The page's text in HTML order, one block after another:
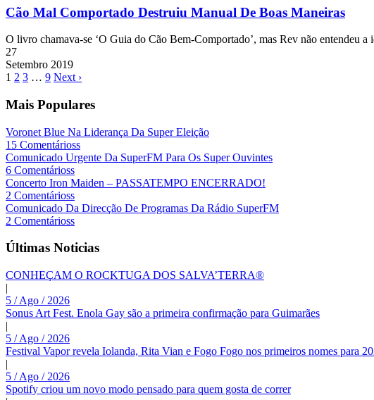
Cão Mal Comportado Destruiu Manual De Boas Maneiras
O livro chamava-se ‘O Guia do Cão Bem-Comportado’, mas Rev não entendeu
27
Setembro 2019
1 2 3 … 9 Next ›
Mais Populares
Voronet Blue Na Liderança Da Super Eleição
15 Comentárioss
Comunicado Urgente Da SuperFM Para Os Super Ouvintes
6 Comentárioss
Concerto Iron Maiden – PASSATEMPO ENCERRADO!
2 Comentárioss
Comunicado Da Direcção De Programas Da Rádio SuperFM
2 Comentárioss
Últimas Noticias
CONHEÇAM O ROCKTUGA DOS SALVA’TERRA®
|
5 / Ago / 2026
Sonus Art Fest. Enola Gay são a primeira confirmação para Guimarães
|
5 / Ago / 2026
Festival Vapor revela Iolanda, Rita Vian e Fogo Fogo nos primeiros nomes para
|
5 / Ago / 2026
Spotify criou um novo modo pensado para quem gosta de correr